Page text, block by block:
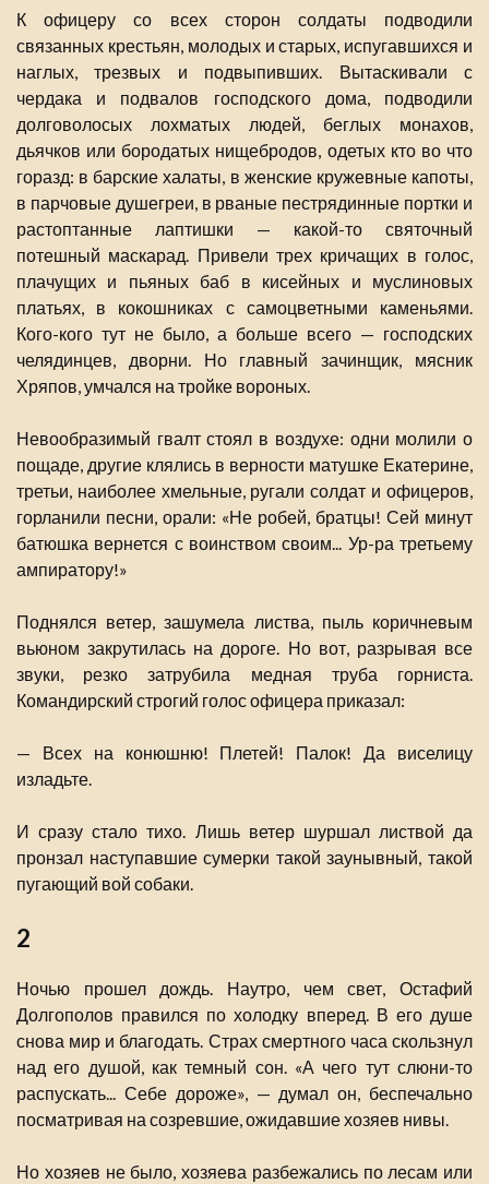
К офицеру со всех сторон солдаты подводили
связанных крестьян, молодых и старых, испугавшихся и
наглых, трезвых и подвыпивших. Вытаскивали с
чердака и подвалов господского дома, подводили
долговолосых лохматых людей, беглых монахов,
дьячков или бородатых нищебродов, одетых кто во что
горазд: в барские халаты, в женские кружевные капоты,
в парчовые душегреи, в рваные пестрядинные портки и
растоптанные лаптишки — какой-то святочный
потешный маскарад. Привели трех кричащих в голос,
плачущих и пьяных баб в кисейных и муслиновых
платьях, в кокошниках с самоцветными каменьями.
Кого-кого тут не было, а больше всего — господских
челядинцев, дворни. Но главный зачинщик, мясник
Хряпов, умчался на тройке вороных.
Невообразимый гвалт стоял в воздухе: одни молили о
пощаде, другие клялись в верности матушке Екатерине,
третьи, наиболее хмельные, ругали солдат и офицеров,
горланили песни, орали: «Не робей, братцы! Сей минут
батюшка вернется с воинством своим... Ур-ра третьему
ампиратору!»
Поднялся ветер, зашумела листва, пыль коричневым
вьюном закрутилась на дороге. Но вот, разрывая все
звуки, резко затрубила медная труба горниста.
Командирский строгий голос офицера приказал:
— Всех на конюшню! Плетей! Палок! Да виселицу
изладьте.
И сразу стало тихо. Лишь ветер шуршал листвой да
пронзал наступавшие сумерки такой заунывный, такой
пугающий вой собаки.
2
Ночью прошел дождь. Наутро, чем свет, Остафий
Долгополов правился по холодку вперед. В его душе
снова мир и благодать. Страх смертного часа скользнул
над его душой, как темный сон. «А чего тут слюни-то
распускать... Себе дороже», — думал он, беспечально
посматривая на созревшие, ожидавшие хозяев нивы.
Но хозяев не было, хозяева разбежались по лесам или